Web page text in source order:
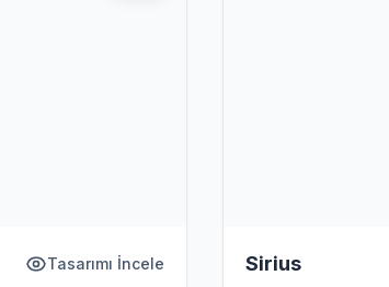
Tasarımı İncele Sirius